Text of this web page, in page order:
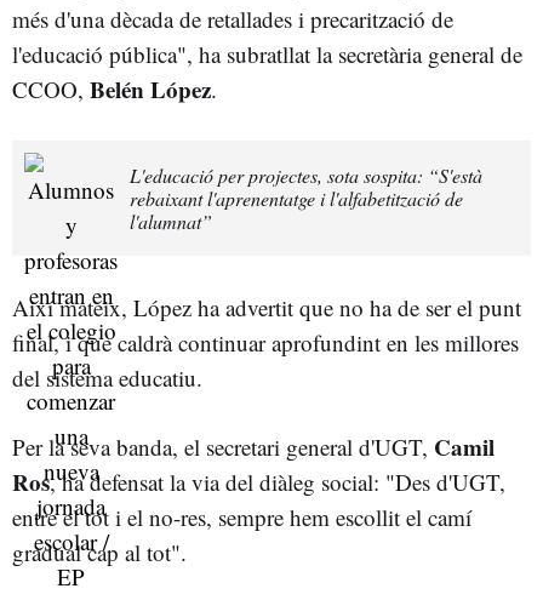
més d'una dècada de retallades i precarització de
l'educació pública", ha subratllat la secretària general de
CCOO, Belén López.
L'educació per projectes, sota sospita: “S'està
rebaixant l'aprenentatge i l'alfabetització de
l'alumnat”
Així mateix, López ha advertit que no ha de ser el punt
final, i que caldrà continuar aprofundint en les millores
del sistema educatiu.
Per la seva banda, el secretari general d'UGT, Camil
Ros, ha defensat la via del diàleg social: "Des d'UGT,
entre el tot i el no-res, sempre hem escollit el camí
gradual cap al tot".